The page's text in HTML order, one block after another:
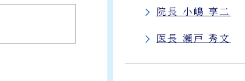
院長 小嶋 享二
医長 瀬戸 秀文